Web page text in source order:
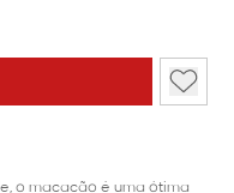
o macacão é uma ótima